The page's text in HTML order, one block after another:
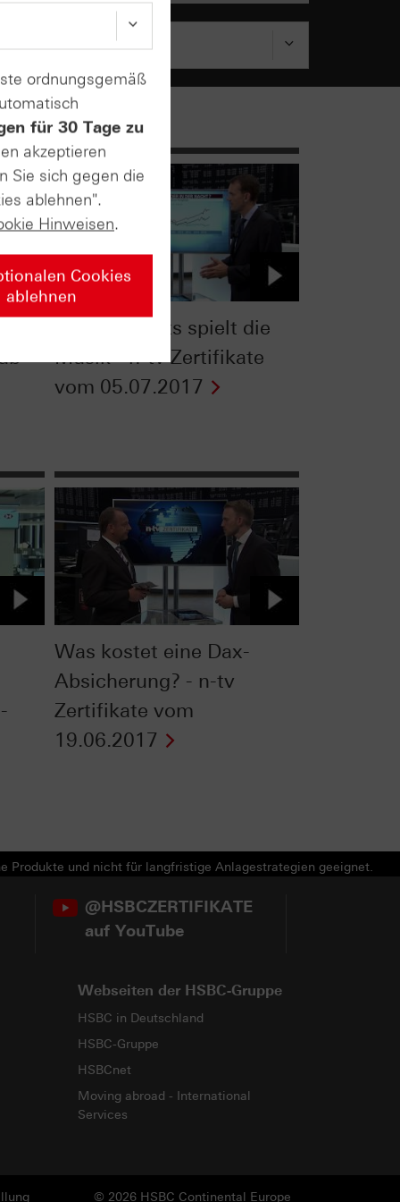
-
DAX®: Nachts spielt die
Musik - n-tv Zertifikate
vom 05.07.2017
Was kostet eine Dax-
Absicherung? - n-tv
Zertifikate vom
19.06.2017
Produkte und nicht für langfristige Anlagestrategien geeignet.
@HSBCZERTIFIKATE
auf YouTube
Webseiten der HSBC-Gruppe
HSBC in Deutschland
HSBC-Gruppe
HSBCnet
Moving abroad - International
Services
© 2026 HSBC Continental Europe
ordnungsgemäß
für 30 Tage zu
akzeptieren
Sie sich gegen die
ablehnen".
Hinweisen.
Cookies
ablehnen